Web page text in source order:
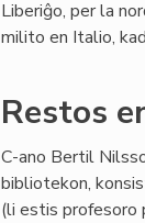
Liberiĝo, per la
milito en Italio,
Restos
C-ano Bertil
bibliotekon,
(li estis profesoro